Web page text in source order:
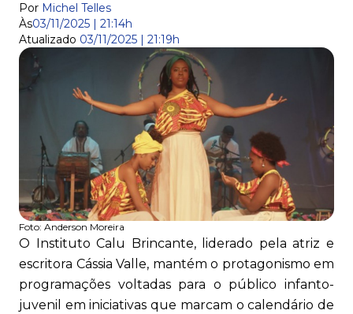
Por Michel Telles
Às03/11/2025 | 21:14h
Atualizado 03/11/2025 | 21:19h
Foto: Anderson Moreira
O Instituto Calu Brincante, liderado pela atriz e
escritora Cássia Valle, mantém o protagonismo em
programações voltadas para o público infanto-
juvenil em iniciativas que marcam o calendário de